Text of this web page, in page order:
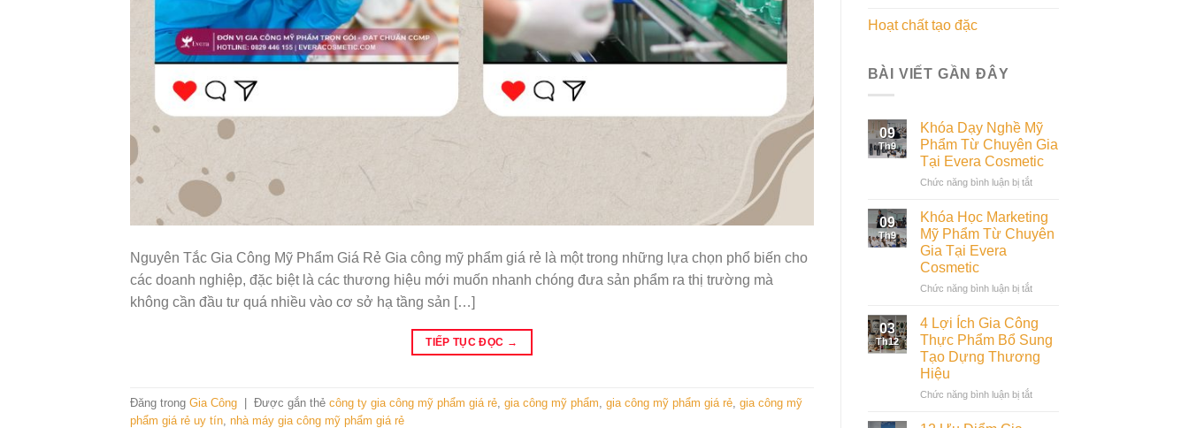
Nguyên Tắc Gia Công Mỹ Phẩm Giá Rẻ Gia công mỹ phẩm giá rẻ là một trong những lựa chọn phổ biến cho
các doanh nghiệp, đặc biệt là các thương hiệu mới muốn nhanh chóng đưa sản phẩm ra thị trường mà
không cần đầu tư quá nhiều vào cơ sở hạ tầng sản […]
TIẾP TỤC ĐỌC →
Đăng trong Gia Công | Được gắn thẻ công ty gia công mỹ phẩm giá rẻ gia công mỹ phẩm gia công mỹ phẩm giá rẻ gia công mỹ
phẩm giá rẻ uy tín nhà máy gia công mỹ phẩm giá rẻ
Hoạt chất tạo đặc
BÀI VIẾT GẦN ĐÂY
09
Th9
Khóa Dạy Nghề Mỹ
Phẩm Từ Chuyên Gia
Tại Evera Cosmetic
Chức năng bình luận bị tắtở
Dạy
Nghề
Mỹ
Chuyên
Evera
Cosmetic
09
Th9
Khóa Học Marketing
Mỹ Phẩm Từ Chuyên
Gia Tại Evera
Cosmetic
Chức năng bình luận bị tắtở
Marketing
Mỹ
Phẩm
Chuyên
03
Th12
4 Lợi Ích Gia Công
Thực Phẩm Bổ Sung
Tạo Dựng Thương
Hiệu
Chức năng bình luận bị tắtở